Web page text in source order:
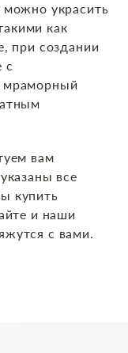
можно украсить
как
при создании
с
мраморный
вам
все
купить
и наши
с вами.